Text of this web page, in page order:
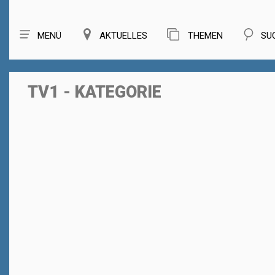
MENÜ AKTUELLES THEMEN
TV1 - KATEGORIE